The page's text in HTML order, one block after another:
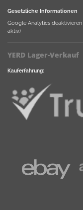
Gesetzliche Informationen
Google Analytics deaktivieren
aktiv)
YERD Lager-Verkauf
Kauferfahrung: